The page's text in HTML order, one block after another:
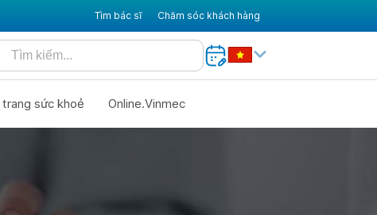
Tìm bác sĩ Chăm sóc khách hàng
sức khoẻ Online.Vinmec